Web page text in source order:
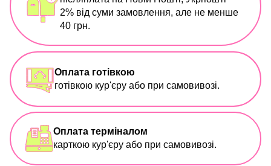
2% від суми замовлення, але не менше
40 грн.
Оплата готівкою
готівкою кур'єру або при самовивозі.
Оплата терміналом
карткою кур'єру або при самовивозі.